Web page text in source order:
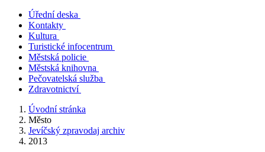
Úřední deska
Kontakty
Kultura
Turistické infocentrum
Městská policie
Městská knihovna
Pečovatelská služba
Zdravotnictví
Úvodní stránka
Město
Jevíčský zpravodaj archiv
2013